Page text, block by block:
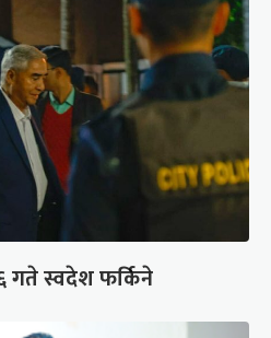
गते स्वदेश फर्किने